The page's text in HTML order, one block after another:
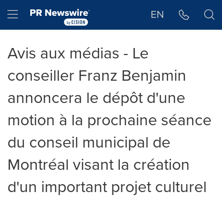
Hamburger menu EN
Avis aux médias - Le
conseiller Franz Benjamin
annoncera le dépôt d'une
motion à la prochaine séance
du conseil municipal de
Montréal visant la création
d'un important projet culturel